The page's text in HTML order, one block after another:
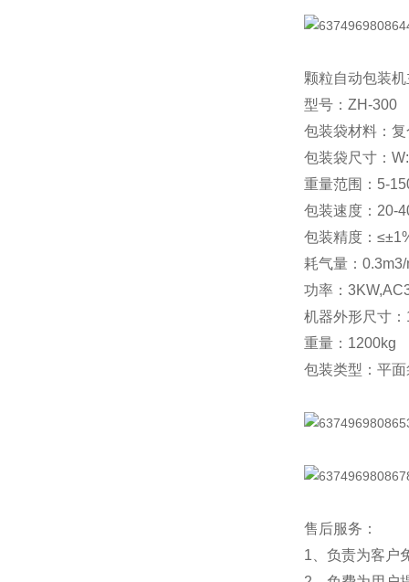
颗粒自动包装
型号：ZH-300
包装袋材料：
包装袋尺寸：
重量范围：5-
包装速度：20-
包装精度：
耗气量：
功率：
机器外形尺寸
重量：1200kg
包装类型：平
售后服务：
1、负责为客户